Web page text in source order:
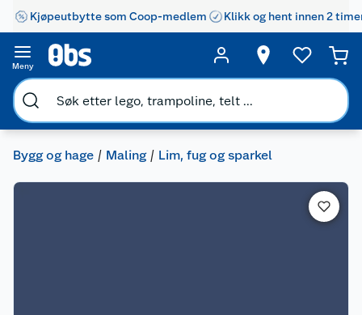
Kjøpeutbytte som Coop-medlem Klikk og hent innen 2
Meny
Bygg og hage Maling Lim, fug og sparkel